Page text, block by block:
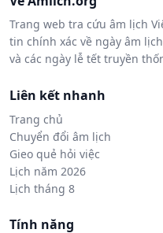
Trang web tra cứu âm lịch
tin chính xác về ngày âm
và các ngày lễ tết truyền
Liên kết nhanh
Trang chủ
Chuyển đổi âm lịch
Gieo quẻ hỏi việc
Lịch năm 2026
Lịch tháng 8
Tính năng